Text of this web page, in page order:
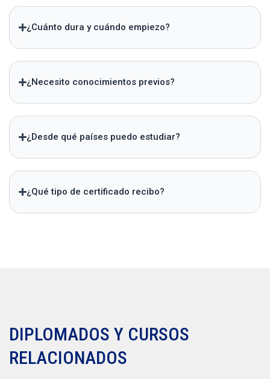
¿Cuánto dura y cuándo empiezo?
¿Necesito conocimientos previos?
¿Desde qué países puedo estudiar?
¿Qué tipo de certificado recibo?
DIPLOMADOS Y CURSOS
RELACIONADOS